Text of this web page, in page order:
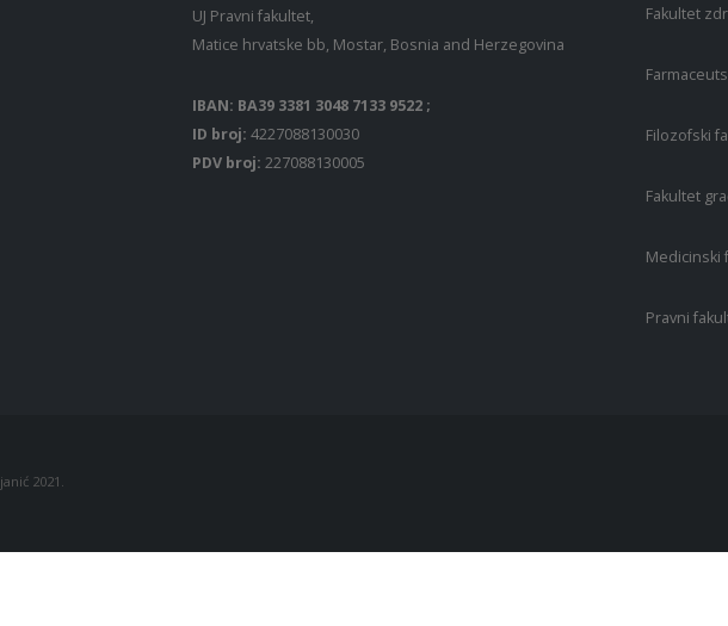
UJ Pravni fakultet,
Matice hrvatske bb, Mostar, Bosnia and Herzegovina
IBAN: BA39 3381 3048 7133 9522 ;
ID broj: 4227088130030
PDV broj: 227088130005
Fakultet
Filozofski
Fakultet
Medicinski
Pravni
2021.